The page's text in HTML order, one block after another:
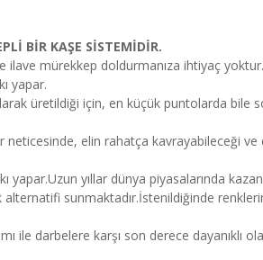
BİR KAŞE SİSTEMİDİR.
ilave mürekkep doldurmanıza ihtiyaç yoktur.
yapar.
üretildiği için, en küçük puntolarda bile
neticesinde, elin rahatça kavrayabileceği ve
yapar.Uzun yıllar dünya piyasalarında
sunmaktadır.İstenildiğinde
ile darbelere karşı son derece dayanıklı